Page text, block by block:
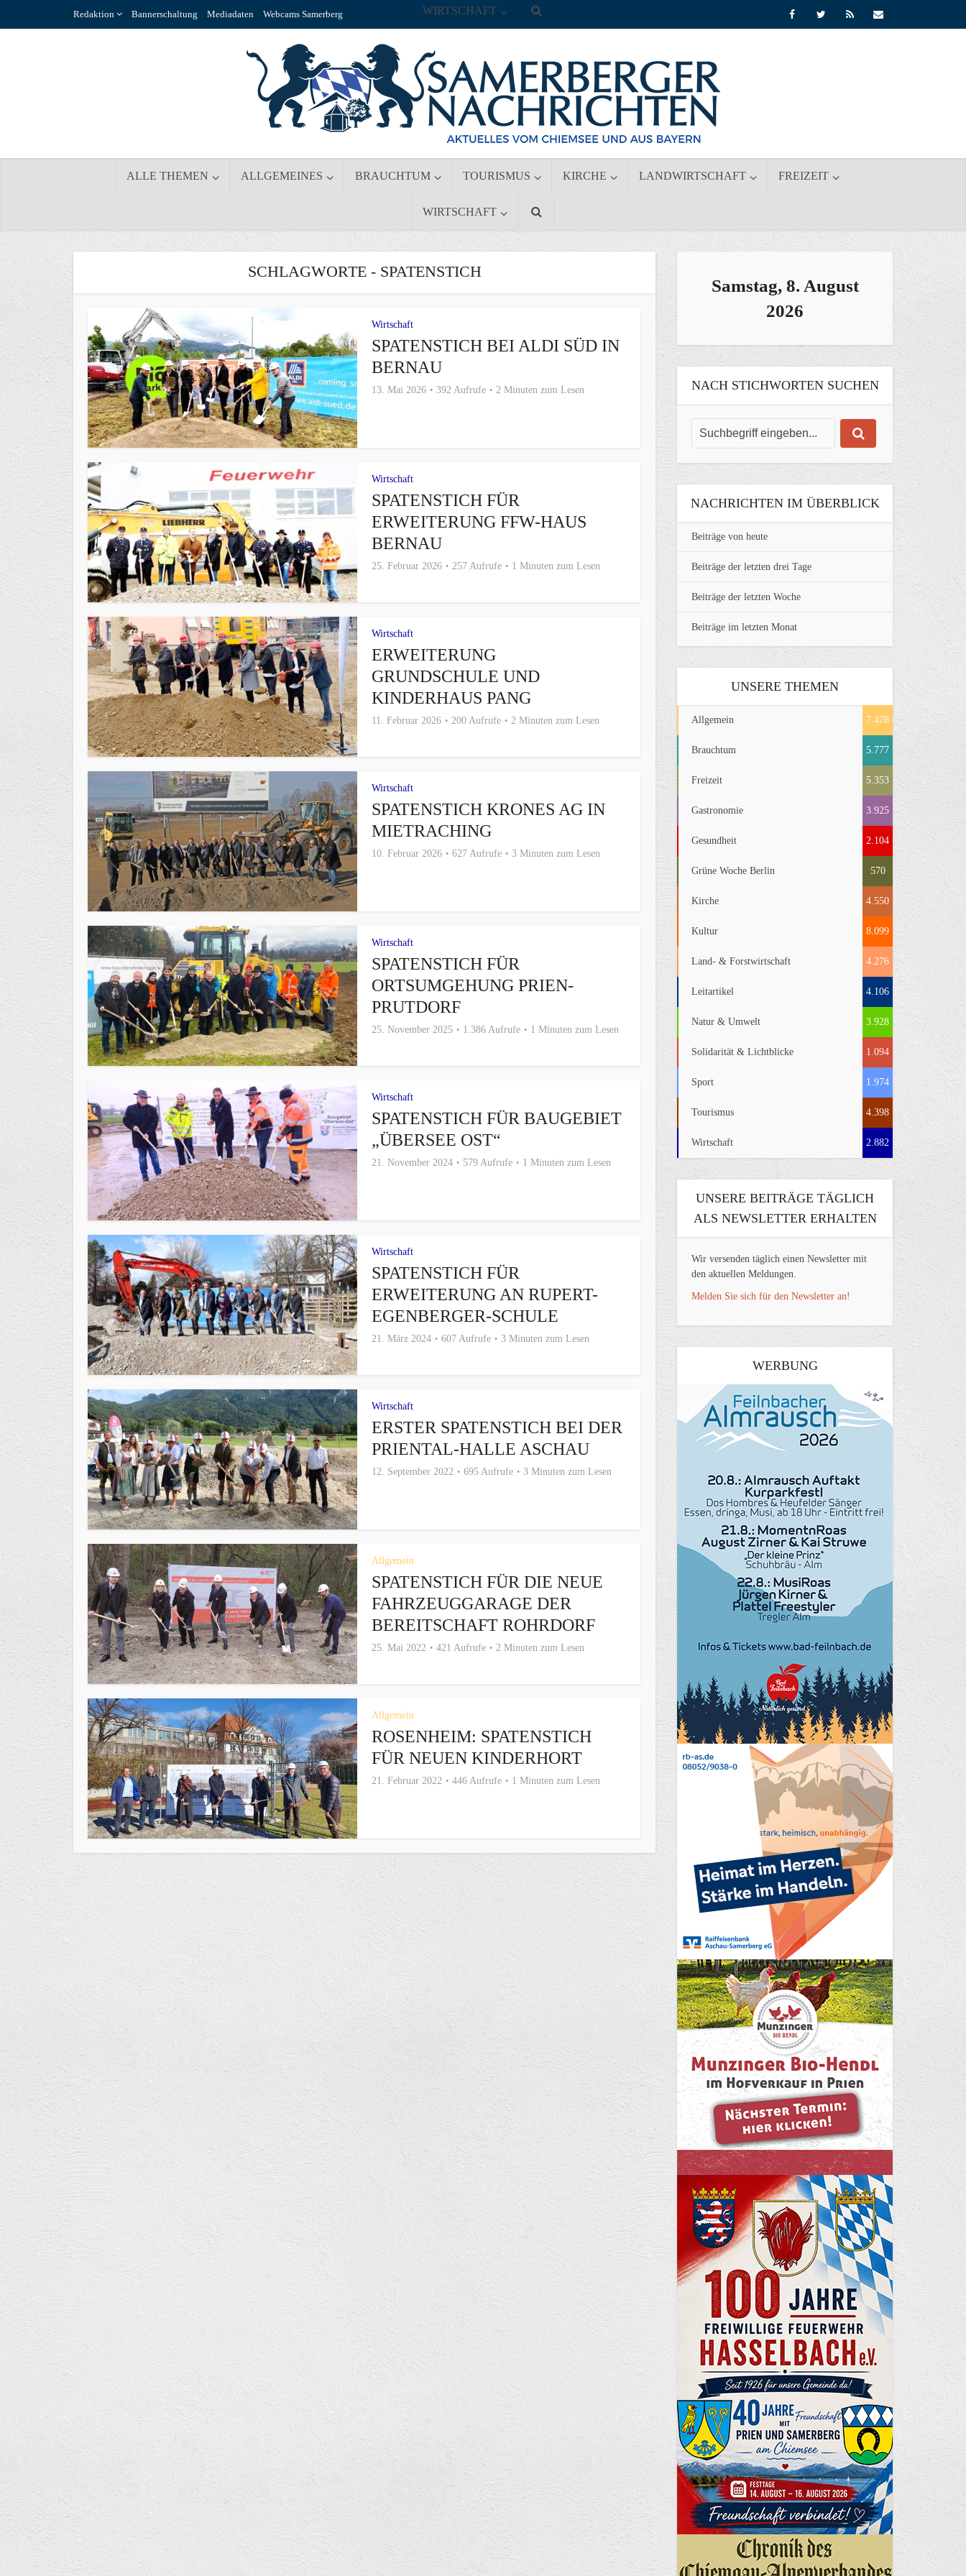
Redaktion Bannerschaltung Mediadaten Webcams Samerberg
ALLE THEMEN ALLGEMEINES BRAUCHTUM TOURISMUS KIRCHE LANDWIRTSCHAFT FREIZEIT
WIRTSCHAFT
WIRTSCHAFT
SCHLAGWORTE - SPATENSTICH
Wirtschaft
SPATENSTICH BEI ALDI SÜD IN
BERNAU
13. Mai 2026 392 Aufrufe 2 Minuten zum Lesen
Wirtschaft
SPATENSTICH FÜR
ERWEITERUNG FFW-HAUS
BERNAU
25. Februar 2026 257 Aufrufe 1 Minuten zum Lesen
Wirtschaft
ERWEITERUNG
GRUNDSCHULE UND
KINDERHAUS PANG
11. Februar 2026 200 Aufrufe 2 Minuten zum Lesen
Wirtschaft
SPATENSTICH KRONES AG IN
MIETRACHING
10. Februar 2026 627 Aufrufe 3 Minuten zum Lesen
Wirtschaft
SPATENSTICH FÜR
ORTSUMGEHUNG PRIEN-
PRUTDORF
25. November 2025 1.386 Aufrufe 1 Minuten zum Lesen
Wirtschaft
SPATENSTICH FÜR BAUGEBIET
„ÜBERSEE OST“
21. November 2024 579 Aufrufe 1 Minuten zum Lesen
Wirtschaft
SPATENSTICH FÜR
ERWEITERUNG AN RUPERT-
EGENBERGER-SCHULE
21. März 2024 607 Aufrufe 3 Minuten zum Lesen
Wirtschaft
ERSTER SPATENSTICH BEI DER
PRIENTAL-HALLE ASCHAU
12. September 2022 695 Aufrufe 3 Minuten zum Lesen
Allgemein
SPATENSTICH FÜR DIE NEUE
FAHRZEUGGARAGE DER
BEREITSCHAFT ROHRDORF
25. Mai 2022 421 Aufrufe 2 Minuten zum Lesen
Allgemein
ROSENHEIM: SPATENSTICH
FÜR NEUEN KINDERHORT
21. Februar 2022 446 Aufrufe 1 Minuten zum Lesen
Samstag, 8. August
2026
NACH STICHWORTEN SUCHEN
NACHRICHTEN IM ÜBERBLICK
Beiträge von heute
Beiträge der letzten drei Tage
Beiträge der letzten Woche
Beiträge im letzten Monat
UNSERE THEMEN
Allgemein 7.478
Brauchtum 5.777
Freizeit 5.353
Gastronomie 3.925
Gesundheit 2.104
Grüne Woche Berlin 570
Kirche 4.550
Kultur 8.099
Land- & Forstwirtschaft 4.276
Leitartikel 4.106
Natur & Umwelt 3.928
Solidarität & Lichtblicke 1.094
Sport 1.974
Tourismus 4.398
Wirtschaft 2.882
UNSERE BEITRÄGE TÄGLICH
ALS NEWSLETTER ERHALTEN
Wir versenden täglich einen Newsletter mit
den aktuellen Meldungen.
Melden Sie sich für den Newsletter an!
WERBUNG